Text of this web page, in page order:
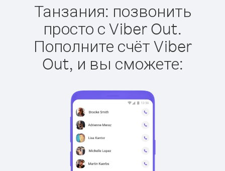
Танзания: позвонить
просто с Viber Out.
Пополните счёт Viber
Out, и вы сможете: